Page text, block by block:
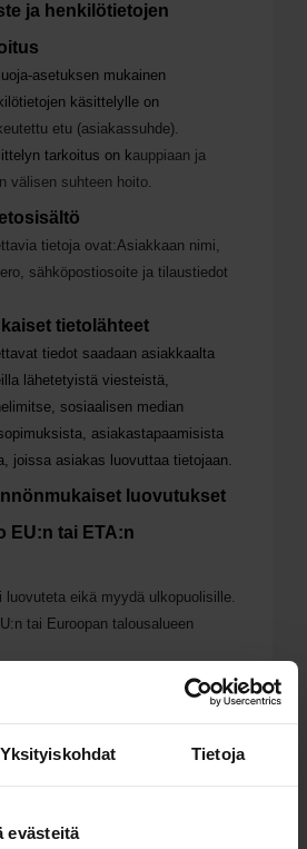
Yksityiskohdat Tietoja
evästeitä
ja henkilötietojen
asetuksen mukainen
käsittelylle on
etu (asiakassuhde).
tarkoitus on kauppiaan ja
välisen suhteen hoito.
tietoja ovat:Asiakkaan nimi,
sähköpostiosoite ja tilaustiedot
tietolähteet
tiedot saadaan asiakkaalta
lähetetyistä viesteistä,
sosiaalisen median
asiakastapaamisista
joissa asiakas luovuttaa tietojaan.
luovutukset
EU:n tai ETA:n
luovuteta eikä myydä ulkopuolisille.
tai Euroopan talousalueen
se on asianmukaisesti suojattu
säilytetään tietokannassa, jota
on henkilökohtainen